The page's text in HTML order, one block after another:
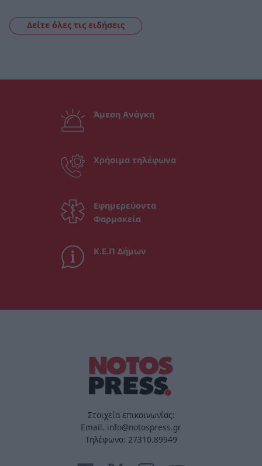
Δείτε όλες τις ειδήσεις
Άμεση Ανάγκη
Χρήσιμα τηλέφωνα
Εφημερεύοντα
Φαρμακεία
Κ.Ε.Π Δήμων
Στοιχεία επικοινωνίας:
Email. info@notospress.gr
Τηλέφωνο: 27310.89949